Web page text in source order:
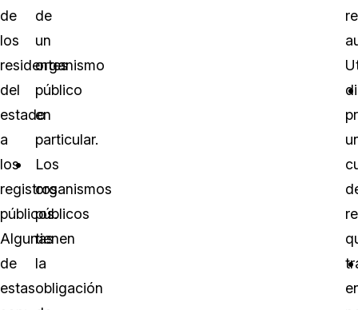
de
los
residentes
del
estado
a
los
registros
públicos.
Algunas
de
estas
de
un
organismo
público
en
particular.
Los
organismos
públicos
tienen
la
obligación